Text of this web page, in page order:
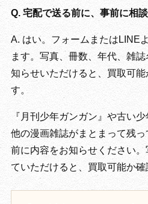
Q. 宅配で送る前に、事前に相
A. はい。フォームまたはLINE
ます。写真、冊数、年代、雑
知らせいただけると、買取可
す。
『月刊少年ガンガン』や古い
他の漫画雑誌がまとまって残
前に内容をお知らせください。
ていただけると、買取可能か確